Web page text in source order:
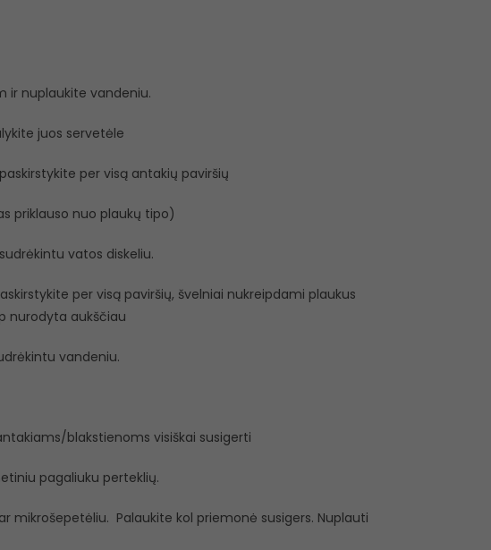
ir nuplaukite vandeniu.
juos servetėle
per visą antakių paviršių
priklauso nuo plaukų tipo)
vatos diskeliu.
per visą paviršių, švelniai nukreipdami plaukus
nurodyta aukščiau
vandeniu.
blakstienoms visiškai susigerti
pagaliuku perteklių.
mikrošepetėliu. Palaukite kol priemonė susigers. Nuplauti